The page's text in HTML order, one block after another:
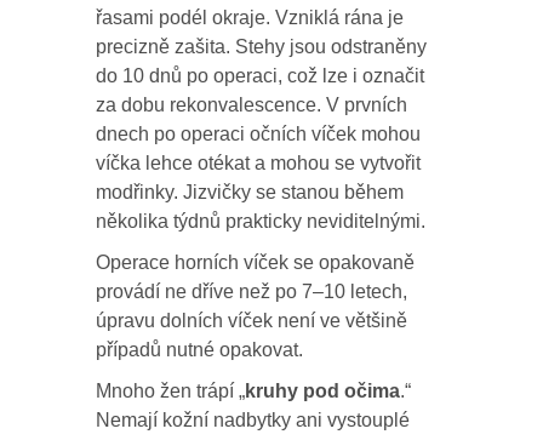
řasami podél okraje. Vzniklá rána je
precizně zašita. Stehy jsou odstraněny
do 10 dnů po operaci, což lze i označit
za dobu rekonvalescence. V prvních
dnech po operaci očních víček mohou
víčka lehce otékat a mohou se vytvořit
modřinky. Jizvičky se stanou během
několika týdnů prakticky neviditelnými.
Operace horních víček se opakovaně
provádí ne dříve než po 7–10 letech,
úpravu dolních víček není ve většině
případů nutné opakovat.
Mnoho žen trápí „kruhy pod očima.“
Nemají kožní nadbytky ani vystouplé